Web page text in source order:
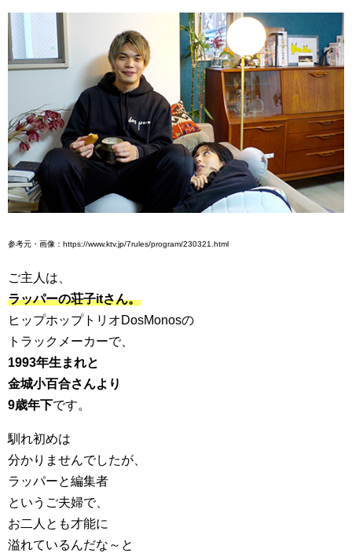
参考元・画像：https://www.ktv.jp/7rules/program/230321.html
ご主人は、
ラッパーの荘子itさん。
ヒップホップトリオDosMonosの
トラックメーカーで、
1993年生まれと
金城小百合さんより
9歳年下です。
馴れ初めは
分かりませんでしたが、
ラッパーと編集者
というご夫婦で、
お二人とも才能に
溢れているんだな～と